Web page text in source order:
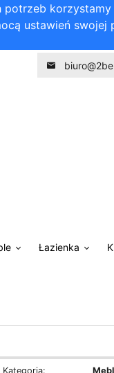
ustawień swojej
Łazienka
Kategoria: